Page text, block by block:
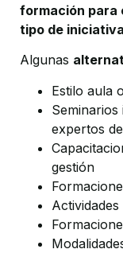
formación para
tipo de
Algunas
Estilo aula
expertos
gestión